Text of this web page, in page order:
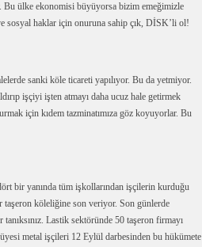
Bu ülke ekonomisi büyüyorsa bizim emeğimizle
sosyal haklar için onuruna sahip çık, DİSK’li ol!
sanki köle ticareti yapılıyor. Bu da yetmiyor.
işçiyi işten atmayı daha ucuz hale getirmek
için kıdem tazminatımıza göz koyuyorlar. Bu
bir yanında tüm işkollarından işçilerin kurduğu
taşeron köleliğine son veriyor. Son günlerde
Lastik sektöründe 50 taşeron firmayı
metal işçileri 12 Eylül darbesinden bu hükümete